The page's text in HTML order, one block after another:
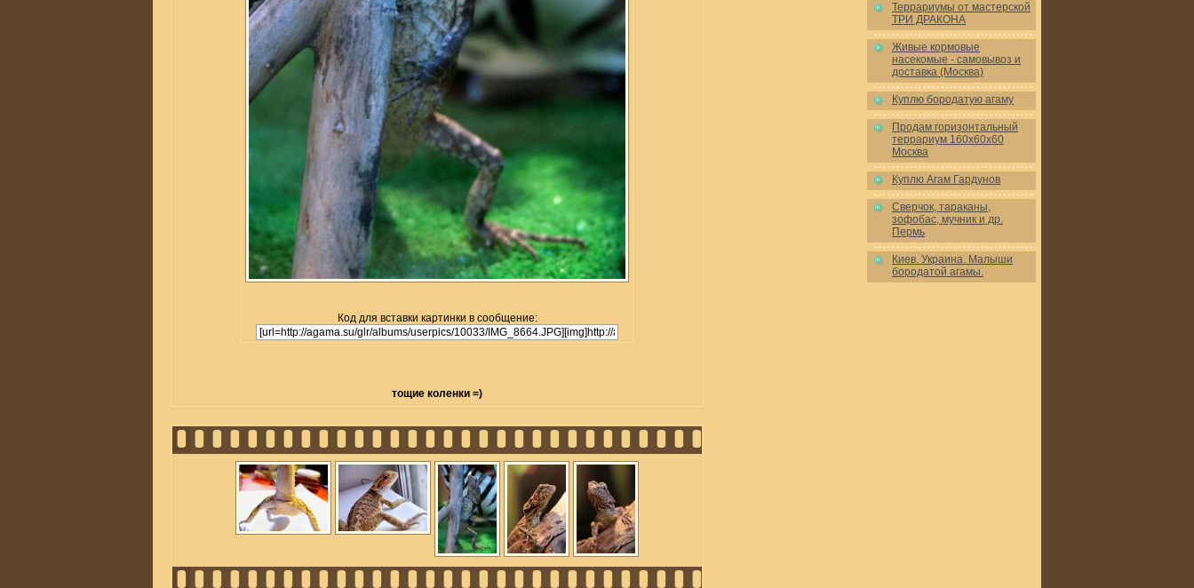
Код для вставки картинки в сообщение:
тощие коленки =)
Террариумы от мастерской
ТРИ ДРАКОНА
Живые кормовые
насекомые - самовывоз и
доставка (Москва)
Куплю бородатую агаму
Продам горизонтальный
террариум 160x60x60
Москва
Куплю Агам Гардунов
Сверчок, тараканы,
зофобас, мучник и др.
Пермь
Киев. Украина. Малыши
бородатой агамы.